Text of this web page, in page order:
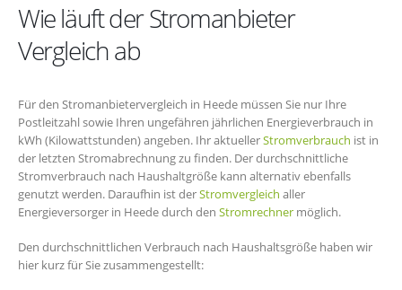
Wie läuft der Stromanbieter
Vergleich ab
Für den Stromanbietervergleich in Heede müssen Sie nur Ihre
Postleitzahl sowie Ihren ungefähren jährlichen Energieverbrauch in
kWh (Kilowattstunden) angeben. Ihr aktuellerStromverbrauch ist in
der letzten Stromabrechnung zu finden. Der durchschnittliche
Stromverbrauch nach Haushaltgröße kann alternativ ebenfalls
genutzt werden. Daraufhin ist derStromvergleich aller
Energieversorger in Heede durch den Stromrechner möglich.
Den durchschnittlichen Verbrauch nach Haushaltsgröße haben wir
hier kurz für Sie zusammengestellt: